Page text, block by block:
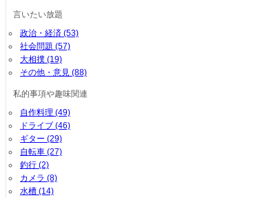
言いたい放題
政治・経済 (53)
社会問題 (57)
大相撲 (19)
その他・意見 (88)
私的事項や趣味関連
自作料理 (49)
ドライブ (46)
ギター (29)
自転車 (27)
釣行 (2)
カメラ (8)
水槽 (14)